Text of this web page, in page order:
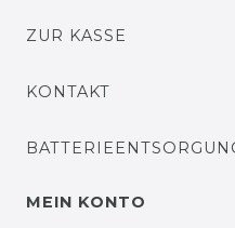
ZUR KASSE
KONTAKT
MEIN KONTO